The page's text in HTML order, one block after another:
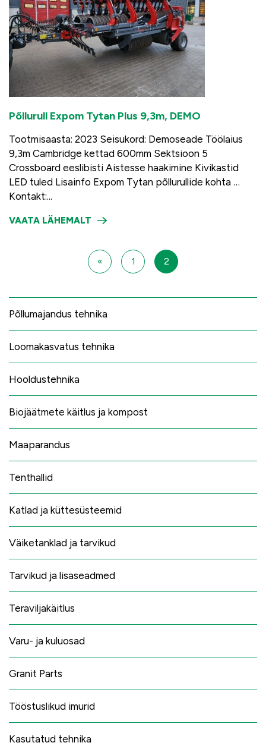
Põllurull Expom Tytan Plus 9,3m, DEMO
Tootmisaasta: 2023 Seisukord: Demoseade Töölaius
9,3m Cambridge kettad 600mm Sektsioon 5
Crossboard eeslibisti Aistesse haakimine Kivikastid
LED tuled Lisainfo Expom Tytan põllurullide kohta …
Kontakt:...
VAATA LÄHEMALT
« 1 2
Põllumajandus tehnika
Loomakasvatus tehnika
Hooldustehnika
Biojäätmete käitlus ja kompost
Maaparandus
Tenthallid
Katlad ja küttesüsteemid
Väiketanklad ja tarvikud
Tarvikud ja lisaseadmed
Teraviljakäitlus
Varu- ja kuluosad
Granit Parts
Tööstuslikud imurid
Kasutatud tehnika